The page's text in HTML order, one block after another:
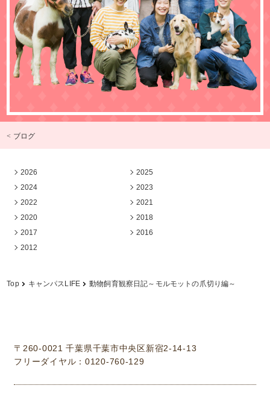
< ブログ
2026
2025
2024
2023
2022
2021
2020
2018
2017
2016
2012
Top キャンパスLIFE 動物飼育観察日記～モルモットの爪切り編～
〒260-0021 千葉県千葉市中央区新宿2-14-13
フリーダイヤル：0120-760-129